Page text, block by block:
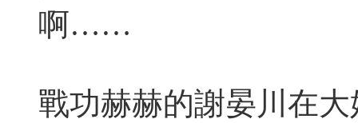
啊……
戰功赫赫的謝晏川在